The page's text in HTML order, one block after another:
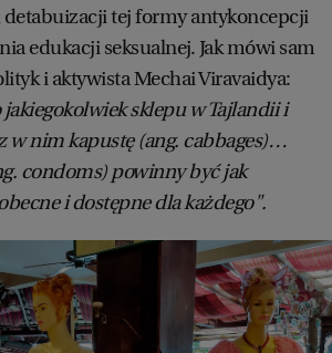
tej formy antykoncepcji
edukacji seksualnej. Jak mówi sam
i aktywista Mechai Viravaidya:
jakiegokolwiek sklepu w Tajlandii i
w nim kapustę (ang. cabbages)…
condoms) powinny być jak
i dostępne dla każdego".